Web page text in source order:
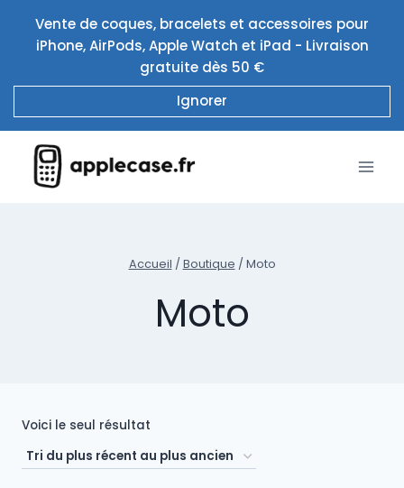
contenu
Vente de coques, bracelets et accessoires pour
iPhone, AirPods, Apple Watch et iPad - Livraison
gratuite dès 50 €
Ignorer
Accueil / Boutique / Moto
Moto
Voici le seul résultat